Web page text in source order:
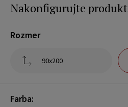
Nakonfigurujte produkt
Rozmer
90x200
Farba: